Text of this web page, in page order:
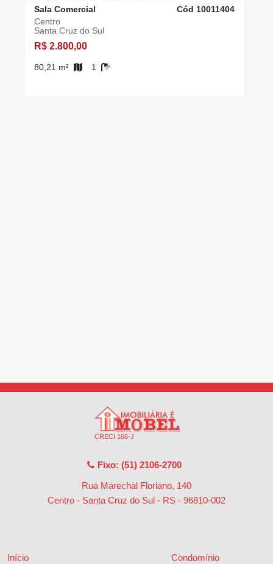
Sala Comercial
Cód 10011404
Centro
Santa Cruz do Sul
R$ 2.800,00
80,21 m² 1
CRECI 166-J
Fixo: (51) 2106-2700
Rua Marechal Floriano, 140
Centro - Santa Cruz do Sul - RS - 96810-002
Início Condomínio